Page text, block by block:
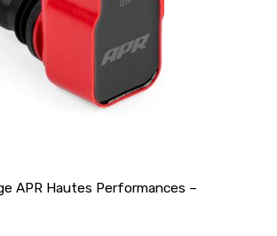
APR Hautes Performances –